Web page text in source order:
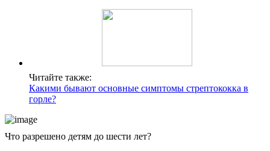
Читайте также:
Какими бывают основные симптомы стрептококка в
горле?
Что разрешено детям до шести лет?